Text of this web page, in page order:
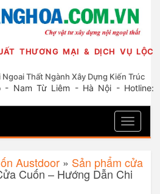
THƯƠNG MẠI & DỊCH VỤ LỘC
Thất Ngành Xây Dựng Kiến Trúc
Nam Từ Liêm - Hà Nội - Hotline:
Toggle
Austdoor » Sản phẩm cửa
Cuốn – Hướng Dẫn Chi